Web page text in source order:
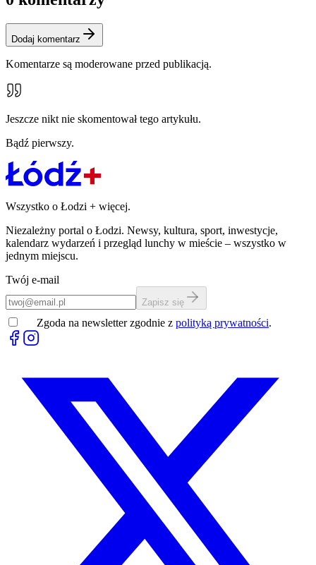
Dodaj komentarz
Komentarze są moderowane przed publikacją.
Jeszcze nikt nie skomentował tego artykułu.
Bądź pierwszy.
Wszystko o Łodzi + więcej.
Niezależny portal o Łodzi. Newsy, kultura, sport, inwestycje,
kalendarz wydarzeń i przegląd lunchy w mieście – wszystko w
jednym miejscu.
Twój e-mail
Zapisz się
Zgoda na newsletter zgodnie z polityką prywatności.